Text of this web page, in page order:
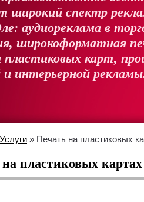
широкий спектр
аудиореклама в
широкоформатная
пластиковых карт,
интерьерной
Услуги » Печать на пластиковых
пластиковых картах